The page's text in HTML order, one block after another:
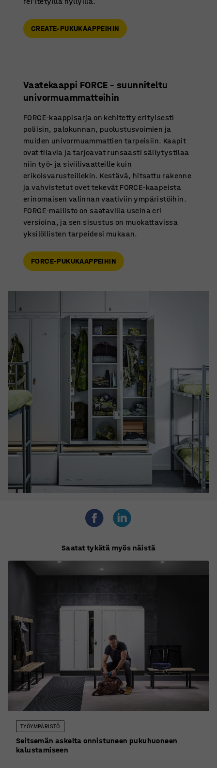
CREATE-PUKUKAAPPEIHIN
Vaatekaappi FORCE – suunniteltu
univormuammatteihin
FORCE-kaappisarja on kehitetty erityisesti
poliisin, palokunnan, puolustusvoimien ja
muiden univormuammattien tarpeisiin. Kaapit
ovat tilavia ja tarjoavat runsaasti säilytystilaa
niin työ- ja siviilivaatteille kuin
erikoisvarusteillekin. Kestävä, hitsattu rakenne
ja vahvistetut ovet tekevät FORCE-kaapeista
erinomaisen valinnan vaativiin ympäristöihin.
FORCE-mallisto on saatavilla useina eri
versioina, ja sen sisustus on muokattavissa
yksilöllisten tarpeidesi mukaan.
FORCE-PUKUKAAPPEIHIN
Saatat tykätä myös näistä
TYÖYMPÄRISTÖ
Seitsemän askelta onnistuneen pukuhuoneen
kalustamiseen